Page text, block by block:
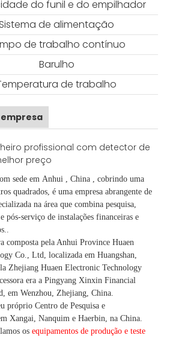
do funil e do empilhador
Sistema de alimentação
de trabalho contínuo
Barulho
de trabalho
sede em Anhui , China
, cobrindo uma
quadrados, é uma empresa abrangente de
na área que combina pesquisa,
pós-serviço de instalações financeiras e
composta pela Anhui Province Huaen
Co., Ltd, localizada em Huangshan,
Zhejiang Huaen Electronic Technology
era a Pingyang Xinxin Financial
em Wenzhou, Zhejiang, China.
próprio Centro de Pesquisa e
Xangai, Nanquim e Haerbin, na China.
os equipamentos de produção e teste